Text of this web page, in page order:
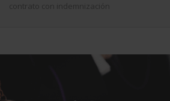
contrato con indemnización